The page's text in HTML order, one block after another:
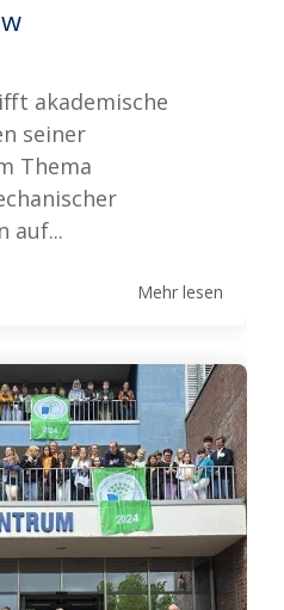
akademische
seiner
Thema
auf...
Mehr lesen